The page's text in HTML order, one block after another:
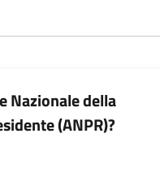
Nazionale della
(ANPR)?